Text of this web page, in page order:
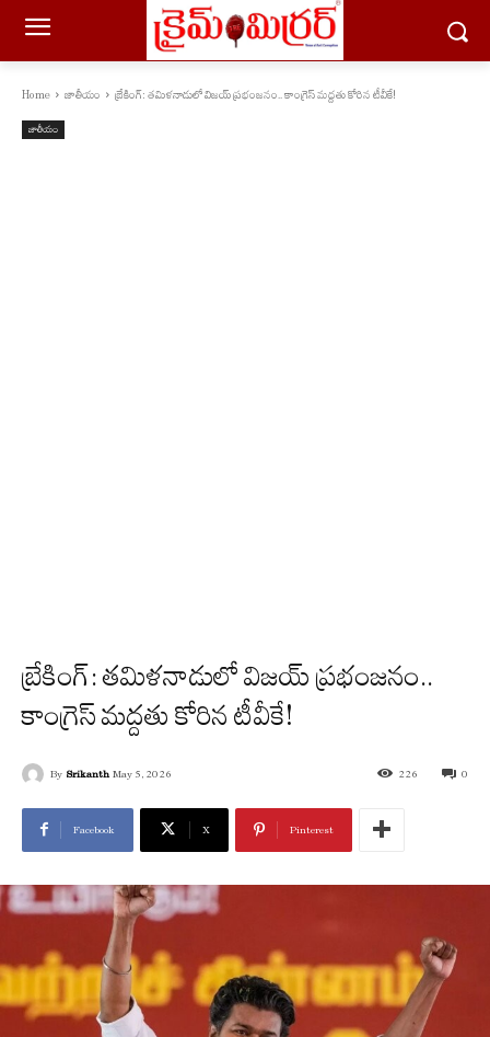
Home జాతీయం బ్రేకింగ్: తమిళనాడులో విజయ్ ప్రభంజనం.. కాంగ్రెస్ మద్దతు కోరిన టీవీకే!
జాతీయం
బ్రేకింగ్: తమిళనాడులో విజయ్ ప్రభంజనం..
కాంగ్రెస్ మద్దతు కోరిన టీవీకే!
By Srikanth May 5, 2026 0
226
Facebook X Pinterest